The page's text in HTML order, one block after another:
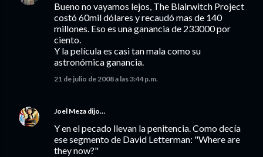
Bueno no vayamos lejos, The Blairwitch Project
costó 60mil dólares y recaudó mas de 140
millones. Eso es una ganancia de 233000 por
ciento.
Y la película es casi tan mala como su
astronómica ganancia.
21 de julio de 2008 a las 3:44 p.m.
Joel Meza dijo…
Y en el pecado llevan la penitencia. Como decía
ese segmento de David Letterman: "Where are
they now?"